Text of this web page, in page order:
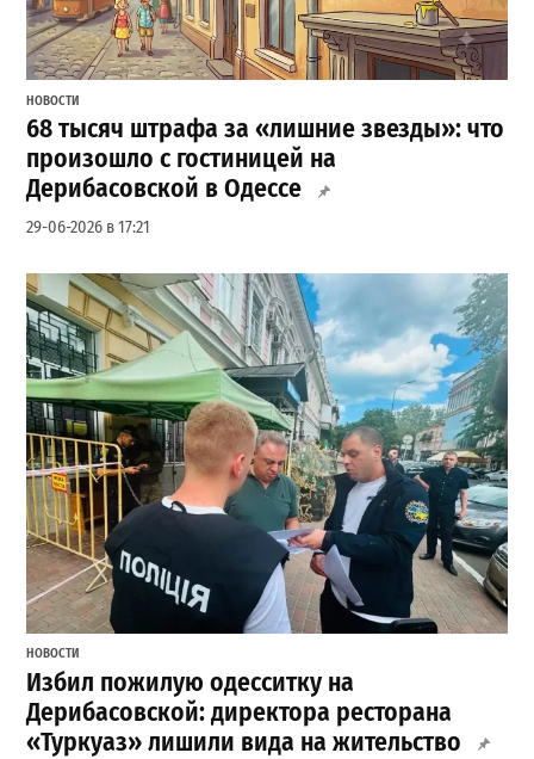
НОВОСТИ
68 тысяч штрафа за «лишние звезды»: что
произошло с гостиницей на
Дерибасовской в Одессе
29-06-2026 в 17:21
НОВОСТИ
Избил пожилую одесситку на
Дерибасовской: директора ресторана
«Туркуаз» лишили вида на жительство